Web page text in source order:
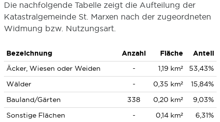
Die nachfolgende Tabelle zeigt die Aufteilung der
Katastralgemeinde St. Marxen nach der zugeordneten
Widmung bzw. Nutzungsart.
Bezeichnung Anzahl Fläche
Anteil
Äcker, Wiesen oder Weiden
- 1,19 km²
53,43%
Wälder
- 0,35 km²
15,84%
Bauland/Gärten
338 0,20 km²
9,03%
Sonstige Flächen
- 0,14 km² 6,31%